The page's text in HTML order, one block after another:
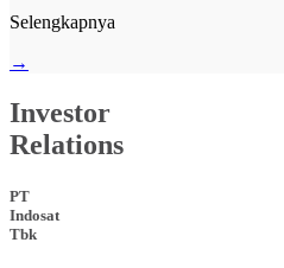
Selengkapnya
→
Investor
Relations
PT
Indosat
Tbk